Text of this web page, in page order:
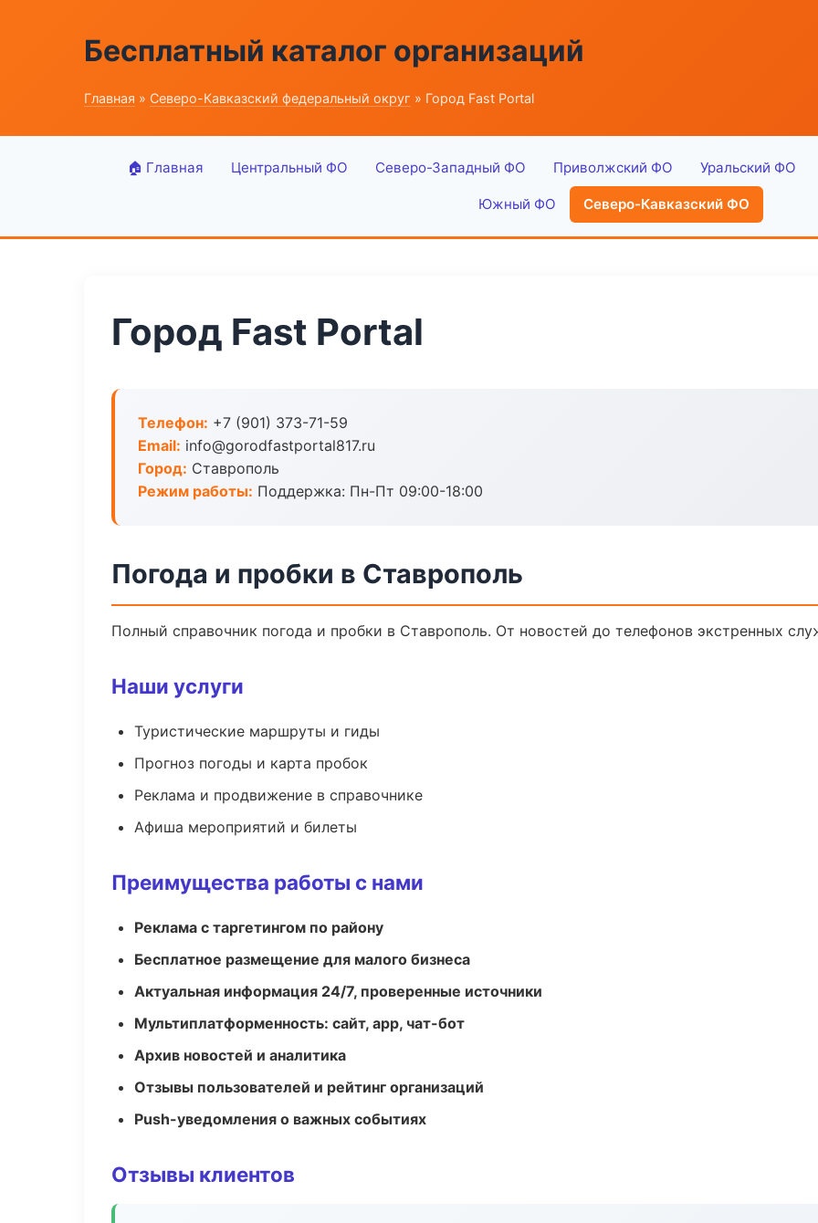
Бесплатный каталог организаций
Главная » Северо-Кавказский федеральный округ » Город Fast Portal
🏠 Главная Центральный ФО Северо-Западный ФО Приволжский ФО Уральский ФО
Южный ФО Северо-Кавказский ФО
Город Fast Portal
Телефон: +7 (901) 373-71-59
Email: info@gorodfastportal817.ru
Город: Ставрополь
Режим работы: Поддержка: Пн-Пт 09:00-18:00
Погода и пробки в Ставрополь
Полный справочник погода и пробки в Ставрополь. От новостей до телефонов экстренных
Наши услуги
Туристические маршруты и гиды
Прогноз погоды и карта пробок
Реклама и продвижение в справочнике
Афиша мероприятий и билеты
Преимущества работы с нами
Реклама с таргетингом по району
Бесплатное размещение для малого бизнеса
Актуальная информация 24/7, проверенные источники
Мультиплатформенность: сайт, app, чат-бот
Архив новостей и аналитика
Отзывы пользователей и рейтинг организаций
Push-уведомления о важных событиях
Отзывы клиентов